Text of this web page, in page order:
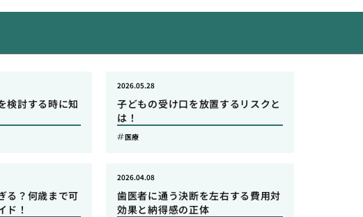
検討する時に知
子どもの受け口を放置するリスクと
は！
2026.05.28
医療
る？何歳まで可
ド！
歯医者に通う決断を左右する費用対
効果と納得感の正体
2026.04.08